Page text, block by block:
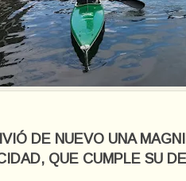
DE NUEVO UNA
QUE CUMPLE SU